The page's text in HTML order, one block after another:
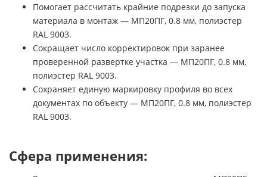
Помогает рассчитать крайние подрезки до запуска
материала в монтаж — МП20ПГ, 0.8 мм, полиэстер
RAL 9003.
Сокращает число корректировок при заранее
проверенной развертке участка — МП20ПГ, 0.8 мм,
полиэстер RAL 9003.
Сохраняет единую маркировку профиля во всех
документах по объекту — МП20ПГ, 0.8 мм, полиэстер
RAL 9003.
Сфера применения: